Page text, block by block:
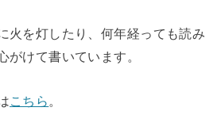
火を灯したり、何年経っても読み
がけて書いています。
こちら 。